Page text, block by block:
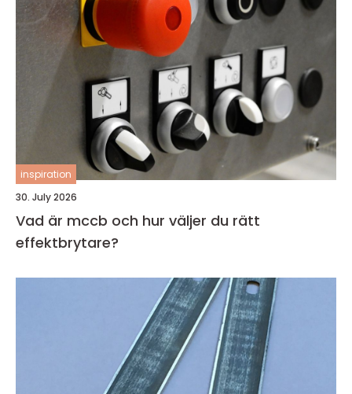
inspiration
30. July 2026
Vad är mccb och hur väljer du rätt
effektbrytare?